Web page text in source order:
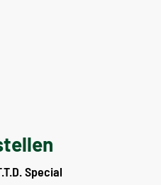
Special